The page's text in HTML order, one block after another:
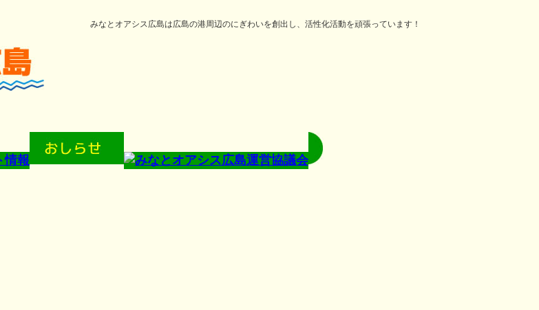
みなとオアシス広島は広島の港周辺のにぎわいを創出し、活性化活動を頑張っています！